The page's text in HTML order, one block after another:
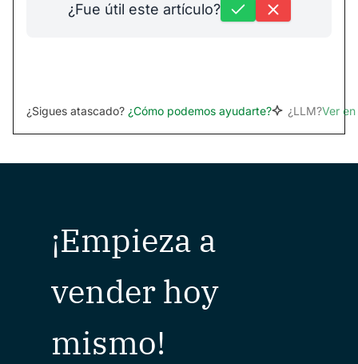
¿Fue útil este artículo?
¿Sigues atascado? ¿Cómo podemos ayudarte? ¿LLM?Ver
¡Empieza a
vender hoy
mismo!